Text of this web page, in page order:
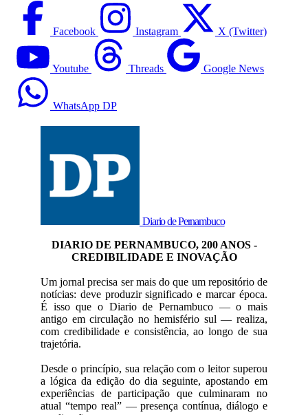
Facebook Instagram X (Twitter)
Youtube Threads Google News
WhatsApp DP
Diario de Pernambuco
DIARIO DE PERNAMBUCO, 200 ANOS -
CREDIBILIDADE E INOVAÇÃO
Um jornal precisa ser mais do que um repositório de
notícias: deve produzir significado e marcar época.
É isso que o Diario de Pernambuco — o mais
antigo em circulação no hemisfério sul — realiza,
com credibilidade e consistência, ao longo de sua
trajetória.
Desde o princípio, sua relação com o leitor superou
a lógica da edição do dia seguinte, apostando em
experiências de participação que culminaram no
atual “tempo real” — presença contínua, diálogo e